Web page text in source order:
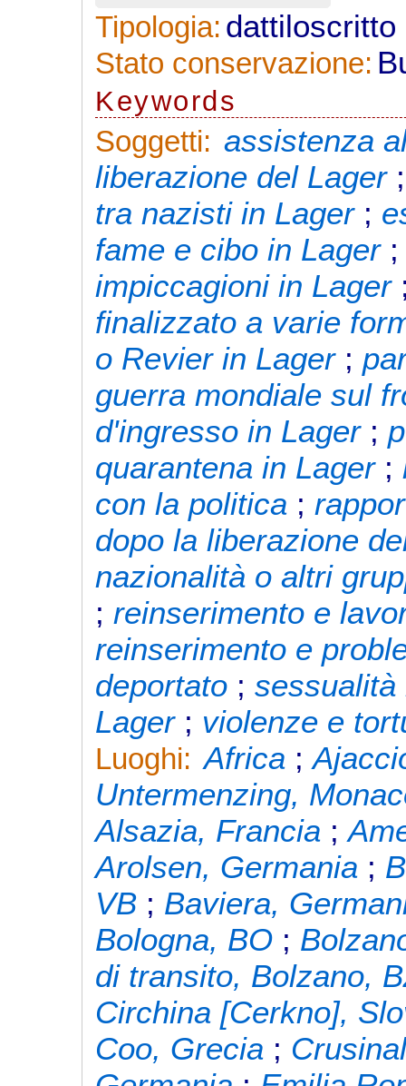
Tipologia:
Stato conservazione:
Keywords
Soggetti: assistenza
liberazione del Lager
tra nazisti in Lager;
fame e cibo in Lager
impiccagioni in Lager
finalizzato a varie
o Revier in Lager;
guerra mondiale sul
d'ingresso in Lager;
quarantena in Lager;
con la politica ;
dopo la liberazione
nazionalità o altri
;reinserimento e
reinserimento e
deportato ;sessualità
Lager; violenze e
Luoghi: Africa ;
Untermenzing,
Alsazia, Francia ;
Arolsen, Germania ;
VB ; Baviera,
Bologna, BO ;
di transito, Bolzano,
Circhina [Cerkno],
Coo, Grecia ;